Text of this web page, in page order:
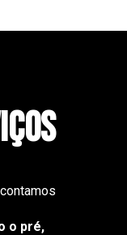
o pré,